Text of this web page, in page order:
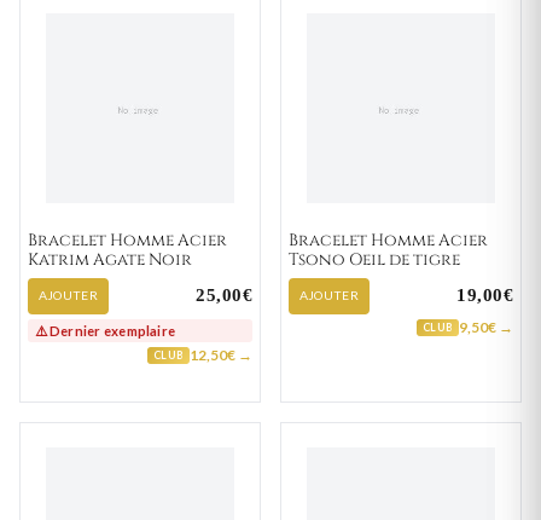
Bracelet Homme Acier
Katrim Agate Noir
AJOUTER 25,00€
⚠️ Dernier exemplaire
CLUB 12,50€ →
Bracelet Homme Acier
Tsono Oeil de tigre
AJOUTER 19,00€
CLUB 9,50€ →